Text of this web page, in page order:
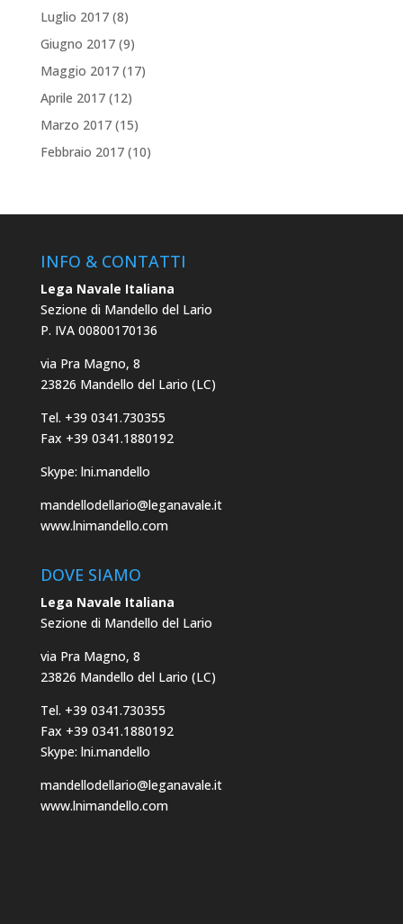
Luglio 2017(8)
Giugno 2017(9)
Maggio 2017(17)
Aprile 2017(12)
Marzo 2017(15)
Febbraio 2017(10)
INFO & CONTATTI
Lega Navale Italiana
Sezione di Mandello del Lario
P. IVA 00800170136
via Pra Magno, 8
23826 Mandello del Lario (LC)
Tel. +39 0341.730355
Fax +39 0341.1880192
Skype: lni.mandello
mandellodellario@leganavale.it
www.lnimandello.com
DOVE SIAMO
Lega Navale Italiana
Sezione di Mandello del Lario
via Pra Magno, 8
23826 Mandello del Lario (LC)
Tel. +39 0341.730355
Fax +39 0341.1880192
Skype: lni.mandello
mandellodellario@leganavale.it
www.lnimandello.com